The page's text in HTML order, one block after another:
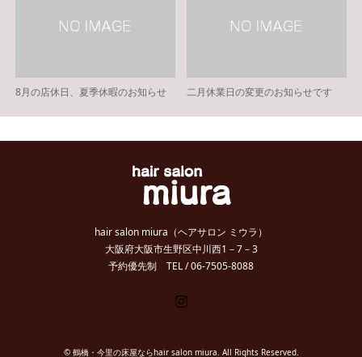
8月の店休日、夏季休暇のお知らせ 二月休業日の変更のお知らせです
hair salon miura（ヘアサロン ミウラ）
大阪府大阪市生野区中川西1－7－3
予約優先制 TEL / 06-7505-8088
© 鶴橋・今里の床屋ならhair salon miura. All Rights Reserved.